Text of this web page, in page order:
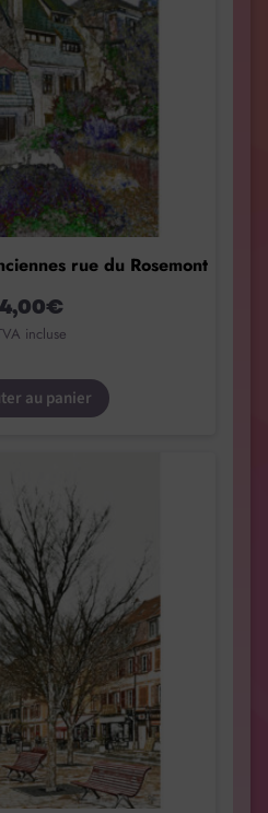
rue du Rosemont
4,00€
incluse
au panier